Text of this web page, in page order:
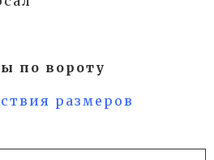
по вороту
размеров